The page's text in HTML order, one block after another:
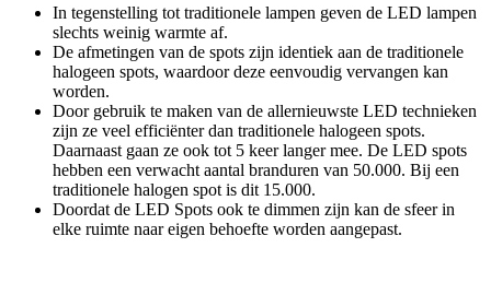
In tegenstelling tot traditionele lampen geven de LED lampen
slechts weinig warmte af.
De afmetingen van de spots zijn identiek aan de traditionele
halogeen spots, waardoor deze eenvoudig vervangen kan
worden.
Door gebruik te maken van de allernieuwste LED technieken
zijn ze veel efficiënter dan traditionele halogeen spots.
Daarnaast gaan ze ook tot 5 keer langer mee. De LED spots
hebben een verwacht aantal branduren van 50.000. Bij een
traditionele halogen spot is dit 15.000.
Doordat de LED Spots ook te dimmen zijn kan de sfeer in
elke ruimte naar eigen behoefte worden aangepast.